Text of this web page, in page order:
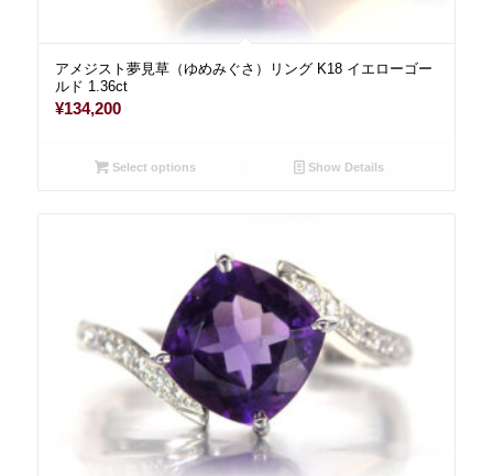
アメジスト夢見草（ゆめみぐさ）リング K18 イエローゴー
ルド 1.36ct
¥134,200
Select options Show Details